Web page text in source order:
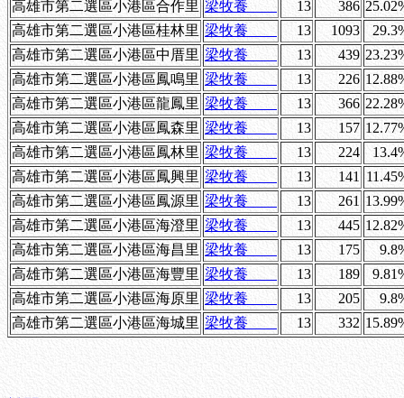
高雄市第二選區小港區合作里 梁牧養 13 386
高雄市第二選區小港區桂林里 梁牧養 13 1093
高雄市第二選區小港區中厝里 梁牧養 13 439
高雄市第二選區小港區鳳鳴里 梁牧養 13 226
高雄市第二選區小港區龍鳳里 梁牧養 13 366
高雄市第二選區小港區鳳森里 梁牧養 13 157
高雄市第二選區小港區鳳林里 梁牧養 13 224
高雄市第二選區小港區鳳興里 梁牧養 13 141
高雄市第二選區小港區鳳源里 梁牧養 13 261
高雄市第二選區小港區海澄里 梁牧養 13 445
高雄市第二選區小港區海昌里 梁牧養 13 175
高雄市第二選區小港區海豐里 梁牧養 13 189
高雄市第二選區小港區海原里 梁牧養 13 205
高雄市第二選區小港區海城里 梁牧養 13 332